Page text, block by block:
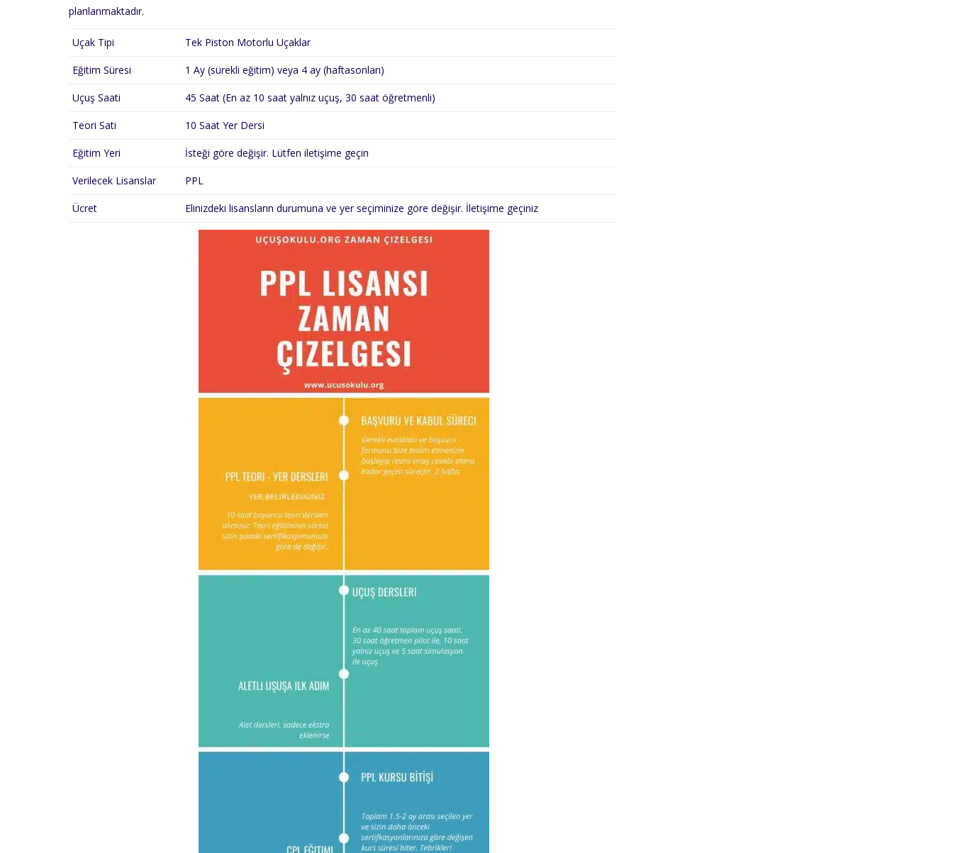
planlanmaktadır.
Uçak Tipi Tek Piston Motorlu Uçaklar
Eğitim Süresi 1 Ay (sürekli eğitim) veya 4 ay (haftasonları)
Uçuş Saati 45 Saat (En az 10 saat yalnız uçuş, 30 saat öğretmenli)
Teori Sati 10 Saat Yer Dersi
Eğitim Yeri İsteği göre değişir. Lütfen iletişime geçin
Verilecek Lisanslar PPL
Ücret Elinizdeki lisansların durumuna ve yer seçiminize göre değişir. İletişime geçiniz